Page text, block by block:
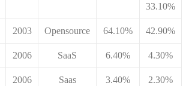
33.10%
2003 Opensource 64.10% 42.90%
2006 SaaS 6.40% 4.30%
2006 Saas 3.40% 2.30%